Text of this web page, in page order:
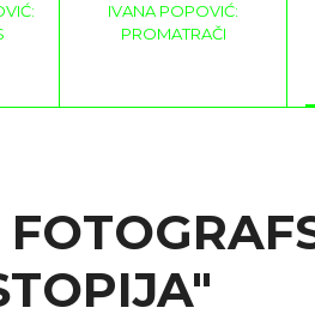
IVANA POPOVIĆ:
PROMATRAČI